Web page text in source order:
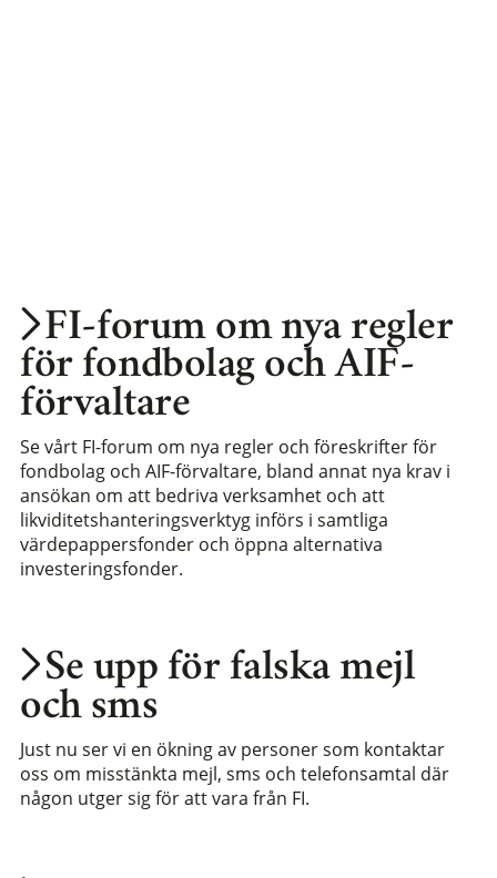
Se upp för falska mejl
och sms
Just nu ser vi en ökning av personer som kontaktar
oss om misstänkta mejl, sms och telefonsamtal där
någon utger sig för att vara från FI.
FI-forum om nya regler
för fondbolag och AIF-
förvaltare
Se vårt FI-forum om nya regler och föreskrifter för
fondbolag och AIF-förvaltare, bland annat nya krav i
ansökan om att bedriva verksamhet och att
likviditetshanteringsverktyg införs i samtliga
värdepappersfonder och öppna alternativa
investeringsfonder.